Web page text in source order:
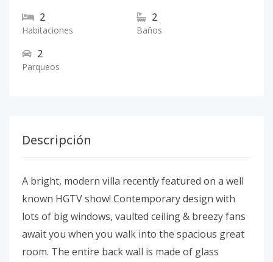
2
Habitaciones
2
Baños
2
Parqueos
Descripción
A bright, modern villa recently featured on a well
known HGTV show! Contemporary design with
lots of big windows, vaulted ceiling & breezy fans
await you when you walk into the spacious great
room. The entire back wall is made of glass